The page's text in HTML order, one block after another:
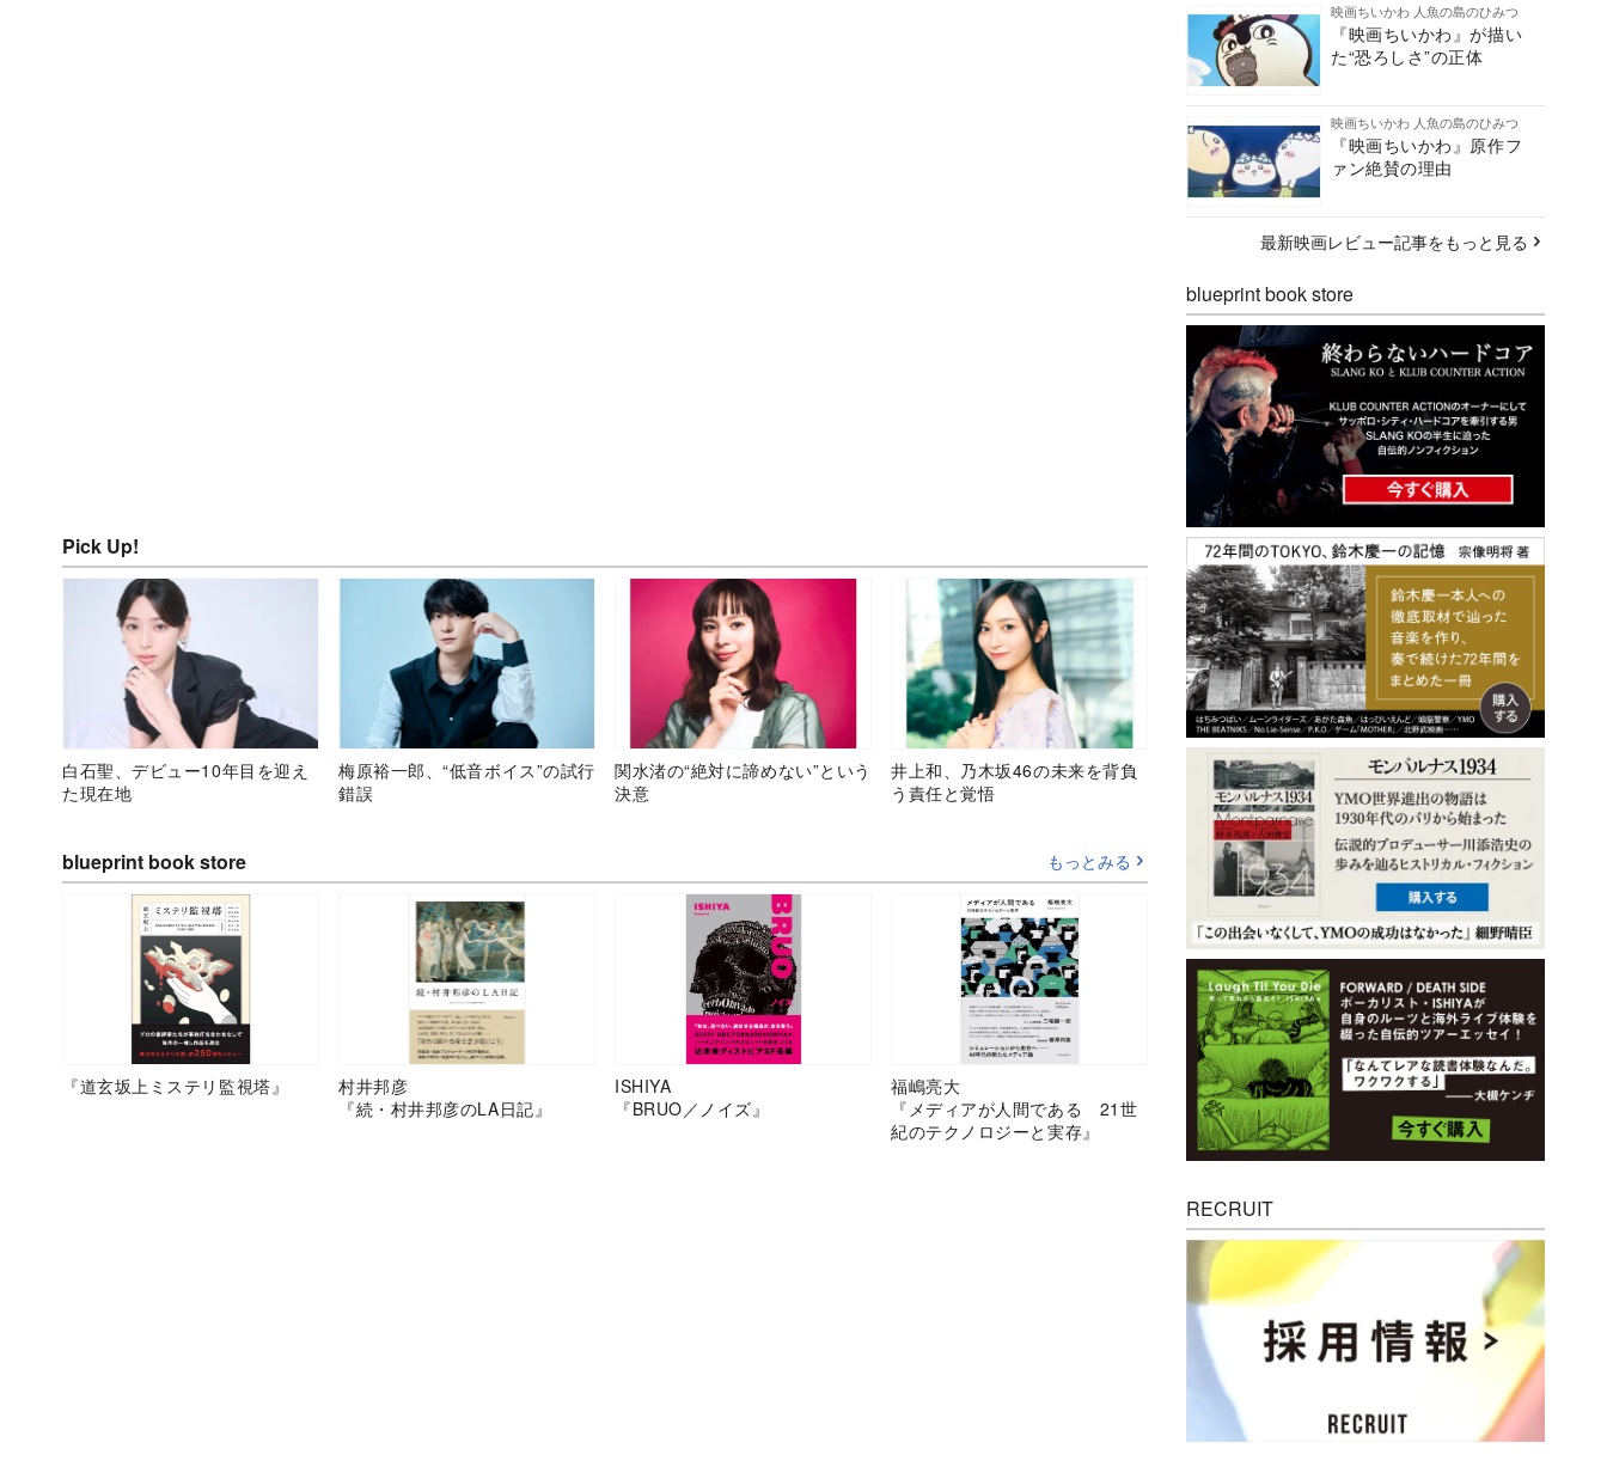
Pick Up!
白石聖、デビュー10年目を迎え
た現在地
梅原裕一郎、“低音ボイス”の試行
錯誤
関水渚の“絶対に諦めない”という
決意
井上和、乃木坂46の未来を背負
う責任と覚悟
blueprint book store もっとみる
『道玄坂上ミステリ監視塔』
村井邦彦
『続・村井邦彦のLA日記』
ISHIYA
『BRUO／ノイズ』
福嶋亮大
『メディアが人間である 21世
紀のテクノロジーと実存』
映画ちいかわ 人魚の島のひみつ
『映画ちいかわ』が描い
た“恐ろしさ”の正体
映画ちいかわ 人魚の島のひみつ
『映画ちいかわ』原作フ
ァン絶賛の理由
最新映画レビュー記事をもっと見る
blueprint book store
RECRUIT